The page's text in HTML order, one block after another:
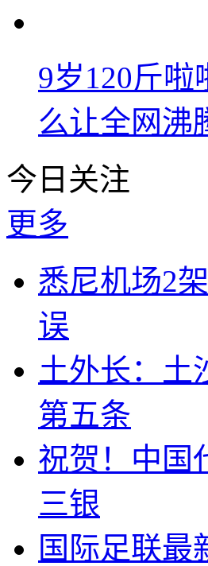
9岁120斤
么让全网沸
今日关注
更多
悉尼机场2
误
土外长：土
第五条
祝贺！中国
三银
国际足联最